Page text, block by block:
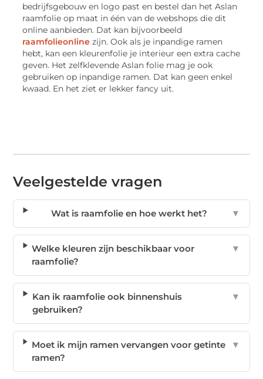
bedrijfsgebouw en logo past en bestel dan het Aslan
raamfolie op maat in één van de webshops die dit
online aanbieden. Dat kan bijvoorbeeld
raamfolieonline zijn. Ook als je inpandige ramen
hebt, kan een kleurenfolie je interieur een extra cache
geven. Het zelfklevende Aslan folie mag je ook
gebruiken op inpandige ramen. Dat kan geen enkel
kwaad. En het ziet er lekker fancy uit.
Veelgestelde vragen
Wat is raamfolie en hoe werkt het? ▼
Welke kleuren zijn beschikbaar voor
raamfolie?
▼
Kan ik raamfolie ook binnenshuis
gebruiken?
▼
Moet ik mijn ramen vervangen voor getinte
ramen?
▼